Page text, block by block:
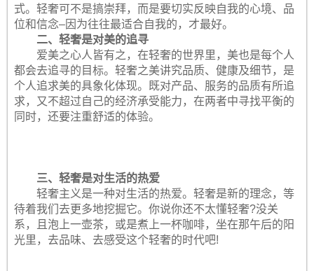
式。轻奢可不是搞崇拜，而是要切实反映自我的心境、品
位和信念–因为往往最适合自我的，才最好。
二、轻奢是对美的追寻
爱美之心人皆有之，在轻奢的世界里，美也是每个人
都会去追寻的目标。轻奢之美讲究品质、健康及细节，是
个人追求美的具象化体现。既对产品、服务的品质有所追
求，又不超过自己的经济承受能力，在两者中寻找平衡的
同时，还要注重舒适的体验。
三、轻奢是对生活的热爱
轻奢主义是一种对生活的热爱。轻奢是新的理念，等
待着我们去更多地挖掘它。你说你还不太懂轻奢?没关
系，且泡上一壶茶，或是煮上一杯咖啡，坐在那午后的阳
光里，去品味、去感受这个轻奢的时代吧!